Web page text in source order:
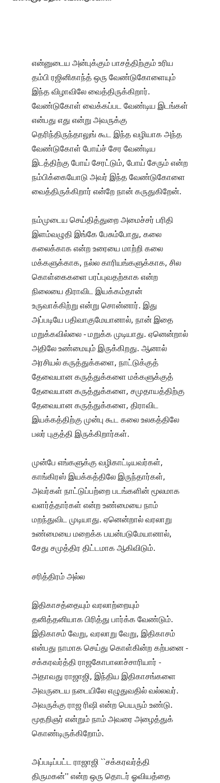
என்னுடைய அன்புக்கும் பாசத்திற்கும் உரிய
தம்பி ரஜினிகாந்த் ஒரு வேண்டுகோளையும்
இந்த விழாவிலே வைத்திருக்கிறார்.
வேண்டுகோள் வைக்கப்பட வேண்டிய இடங்கள்
என்பது எது என்று அவருக்கு
தெரிந்திருந்தாலுங் கூட இந்த வழியாக அந்த
வேண்டுகோள் போய்ச் சேர வேண்டிய
இடத்திற்கு போய் சேரட்டும், போய் சேரும் என்ற
நம்பிக்கையோடு அவர் இந்த வேண்டுகோளை
வைத்திருக்கிறார் என்றே நான் கருதுகிறேன்.
நம்முடைய செய்தித்துறை அமைச்சர் பரிதி
இளம்வழுதி இங்கே பேசும்போது, கலை
கலைக்காக என்ற உரையை மாற்றி கலை
மக்களுக்காக, நல்ல காரியங்களுக்காக, சில
கொள்கைகளை பரப்புவதற்காக என்ற
நிலையை திராவிட இயக்கம்தான்
உருவாக்கிற்று என்று சொன்னார். இது
அப்படியே பதிவாகுமேயானால், நான் இதை
மறுக்கவில்லை - மறுக்க முடியாது. ஏனென்றால்
அதிலே உண்மையும் இருக்கிறது. ஆனால்
அரசியல் கருத்துக்களை, நாட்டுக்குத்
தேவையான கருத்துக்களை மக்களுக்குத்
தேவையான கருத்துக்களை, சமுதாயத்திற்கு
தேவையான கருத்துக்களை, திராவிட
இயக்கத்திற்கு முன்பு கூட கலை உலகத்திலே
பலர் புகுத்தி இருக்கிறார்கள்.
முன்பே எங்களுக்கு வழிகாட்டியவர்கள்,
காங்கிரஸ் இயக்கத்திலே இருந்தார்கள்,
அவர்கள் நாட்டுப்பற்றை படங்களின் மூலமாக
வளர்த்தார்கள் என்ற உண்மையை நாம்
மறந்துவிட முடியாது. ஏனென்றால் வரலாறு
உண்மையை மறைக்க பயன்படுமேயானால்,
சேது சமுத்திர திட்டமாக ஆகிவிடும்.
சரித்திரம் அல்ல
இதிகாசத்தையும் வரலாற்றையும்
தனித்தனியாக பிரித்து பார்க்க வேண்டும்.
இதிகாசம் வேறு, வரலாறு வேறு, இதிகாசம்
என்பது நாமாக செய்து கொள்கின்ற கற்பனை -
சக்கரவர்த்தி ராஜகோபாலாச்சாரியார் -
அதாவது ராஜாஜி, இந்திய இதிகாசங்களை
அவருடைய நடையிலே எழுதுவதில் வல்லவர்.
அவருக்கு ராஜ ரிஷி என்ற பெயரும் உண்டு.
மூதறிஞர் என்றும் நாம் அவரை அழைத்துக்
கொண்டிருக்கிறோம்.
அப்படிப்பட்ட ராஜாஜி ``சக்கரவர்த்தி
திருமகன்'' என்ற ஒரு தொடர் ஓவியத்தை